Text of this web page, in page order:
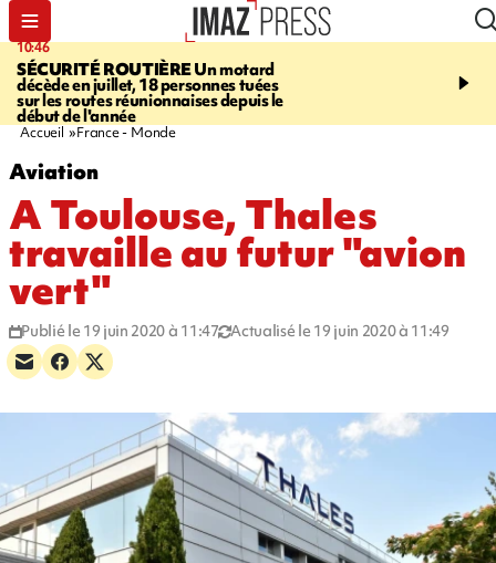
10:46
SÉCURITÉ ROUTIÈREUn motard
décède en juillet, 18 personnes tuées
sur les routes réunionnaises depuis le
début de l'année
13:49
mineurs - un courrier
Accueil France - Monde
Aviation
A Toulouse, Thales
travaille au futur "avion
vert"
Publié le 19 juin 2020 à 11:47 Actualisé le 19 juin 2020 à 11:49